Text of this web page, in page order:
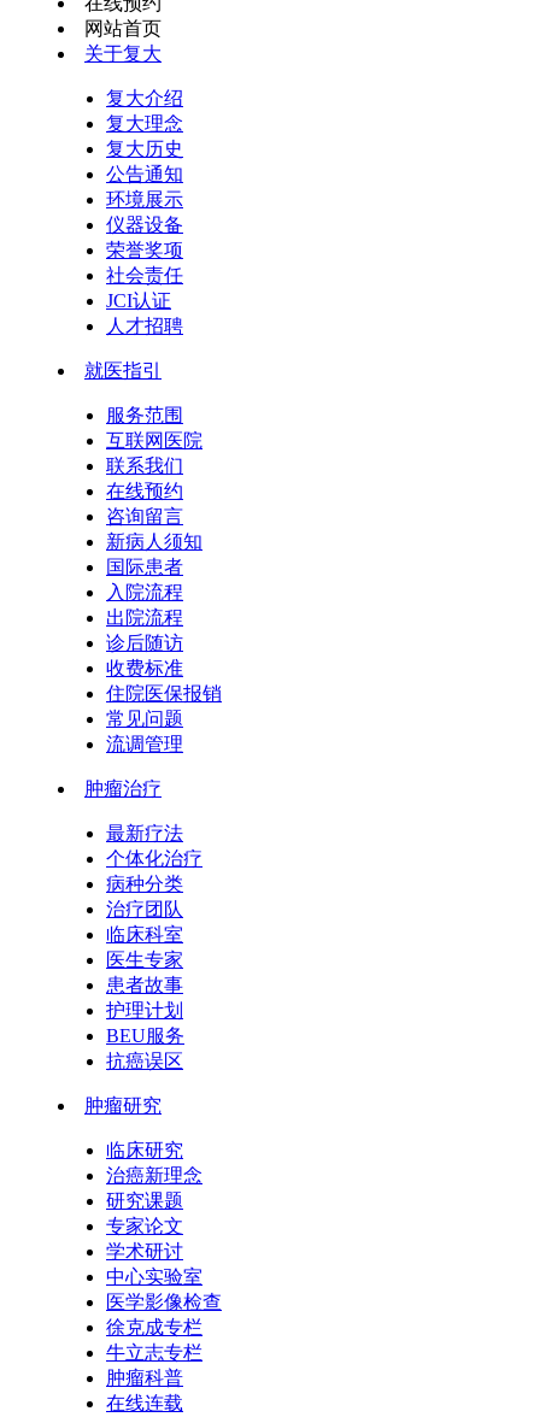
网站首页
关于复大
复大介绍
复大理念
复大历史
公告通知
环境展示
仪器设备
荣誉奖项
社会责任
JCI认证
人才招聘
就医指引
服务范围
互联网医院
联系我们
在线预约
咨询留言
新病人须知
国际患者
入院流程
出院流程
诊后随访
收费标准
住院医保报销
常见问题
流调管理
肿瘤治疗
最新疗法
个体化治疗
病种分类
治疗团队
临床科室
医生专家
患者故事
护理计划
BEU服务
抗癌误区
肿瘤研究
临床研究
治癌新理念
研究课题
专家论文
学术研讨
中心实验室
医学影像检查
徐克成专栏
牛立志专栏
肿瘤科普
在线连载